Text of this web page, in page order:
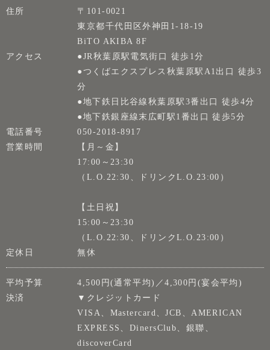
住所
〒101-0021
東京都千代田区外神田1-18-19
BiTO AKIBA 8F
アクセス
●JR秋葉原駅電気街口 徒歩1分
●つくばエクスプレス秋葉原駅A1出口 徒歩3
分
●地下鉄日比谷線秋葉原駅3番出口 徒歩4分
●地下鉄銀座線末広町駅1番出口 徒歩5分
電話番号
050-2018-8917
営業時間
【月～金】
17:00～23:30
（L.O.22:30、ドリンクL.O.23:00）
【土日祝】
15:00～23:30
（L.O.22:30、ドリンクL.O.23:00）
定休日
無休
平均予算
4,500円(通常平均)／4,300円(宴会平均)
決済
▼クレジットカード
VISA、Mastercard、JCB、AMERICAN
EXPRESS、DinersClub、銀聯、
discoverCard